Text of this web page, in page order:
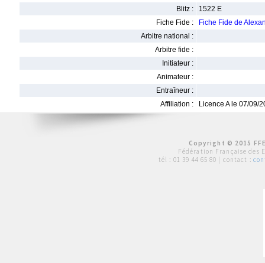
Blitz :
1522 E
Fiche Fide :
Fiche Fide de
Arbitre national :
Arbitre fide :
Initiateur :
Animateur :
Entraîneur :
Affiliation :
Licence A le 07/09/
Copyright © 2015
Fédération Française des
tél : 01 39 44 65 80 | contact :